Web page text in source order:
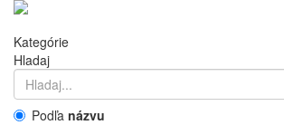
Kategórie
Hladaj
Podľa názvu